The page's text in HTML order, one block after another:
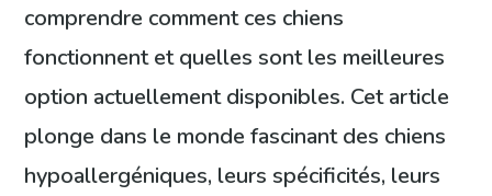
comprendre comment ces chiens
fonctionnent et quelles sont les meilleures
option actuellement disponibles. Cet article
plonge dans le monde fascinant des chiens
hypoallergéniques, leurs spécificités, leurs